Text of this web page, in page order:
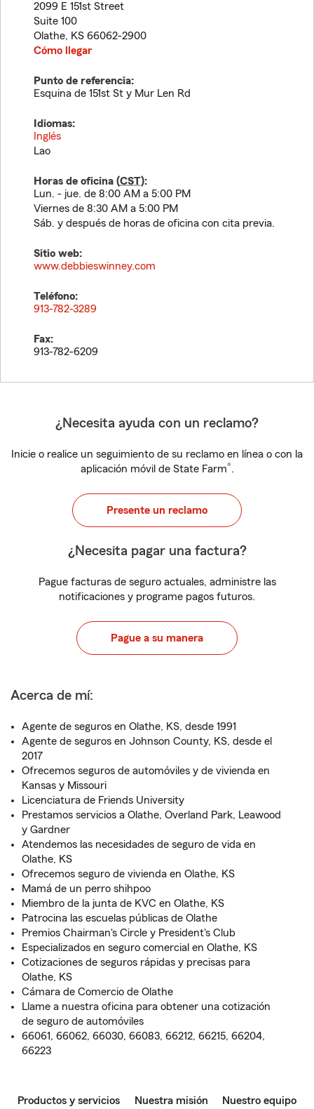
2099 E 151st Street
Suite 100
Olathe, KS 66062-2900
Cómo llegar
Punto de referencia:
Esquina de 151st St y Mur Len Rd
Idiomas:
Inglés
Lao
Horas de oficina (CST):
Lun. - jue. de 8:00 AM a 5:00 PM
Viernes de 8:30 AM a 5:00 PM
Sáb. y después de horas de oficina con cita previa.
Sitio web:
www.debbieswinney.com
Teléfono:
913-782-3289
Fax:
913-782-6209
¿Necesita ayuda con un reclamo?
Inicie o realice un seguimiento de su reclamo en línea o con la
aplicación móvil de State Farm®.
Presente un reclamo
¿Necesita pagar una factura?
Pague facturas de seguro actuales, administre las
notificaciones y programe pagos futuros.
Pague a su manera
Acerca de mí:
Agente de seguros en Olathe, KS, desde 1991
Agente de seguros en Johnson County, KS, desde el
2017
Ofrecemos seguros de automóviles y de vivienda en
Kansas y Missouri
Licenciatura de Friends University
Prestamos servicios a Olathe, Overland Park, Leawood
y Gardner
Atendemos las necesidades de seguro de vida en
Olathe, KS
Ofrecemos seguro de vivienda en Olathe, KS
Mamá de un perro shihpoo
Miembro de la junta de KVC en Olathe, KS
Patrocina las escuelas públicas de Olathe
Premios Chairman's Circle y President's Club
Especializados en seguro comercial en Olathe, KS
Cotizaciones de seguros rápidas y precisas para
Olathe, KS
Cámara de Comercio de Olathe
Llame a nuestra oficina para obtener una cotización
de seguro de automóviles
66061, 66062, 66030, 66083, 66212, 66215, 66204,
66223
Productos y servicios Nuestra misión Nuestro equipo